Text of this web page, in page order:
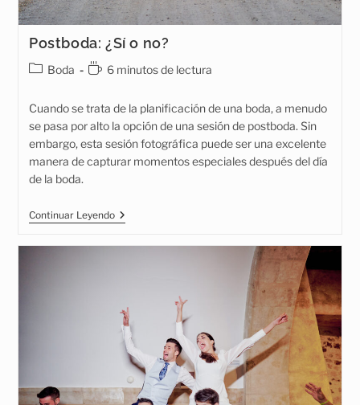
Postboda: ¿Sí o no?
Categoría
la
Boda
Tiempo
lectura:
6 minutos de lectura
Cuando se trata de la planificación de una boda, a menudo
se pasa por alto la opción de una sesión de postboda. Sin
embargo, esta sesión fotográfica puede ser una excelente
manera de capturar momentos especiales después del día
de la boda.
Continuar LeyendoPostboda:
¿Sí